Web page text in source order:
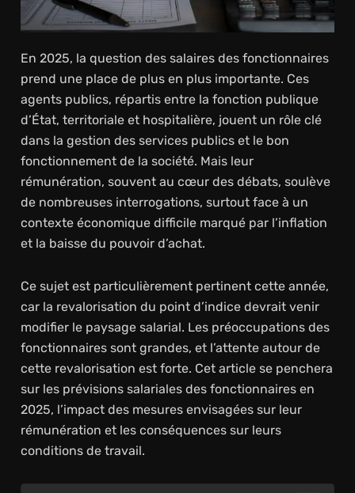
En 2025, la question des salaires des fonctionnaires
prend une place de plus en plus importante. Ces
agents publics, répartis entre la fonction publique
d’État, territoriale et hospitalière, jouent un rôle clé
dans la gestion des services publics et le bon
fonctionnement de la société. Mais leur
rémunération, souvent au cœur des débats, soulève
de nombreuses interrogations, surtout face à un
contexte économique difficile marqué par l’inflation
et la baisse du pouvoir d’achat.
Ce sujet est particulièrement pertinent cette année,
car la revalorisation du point d’indice devrait venir
modifier le paysage salarial. Les préoccupations des
fonctionnaires sont grandes, et l’attente autour de
cette revalorisation est forte. Cet article se penchera
sur les prévisions salariales des fonctionnaires en
2025, l’impact des mesures envisagées sur leur
rémunération et les conséquences sur leurs
conditions de travail.